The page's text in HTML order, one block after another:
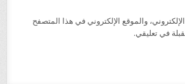
والموقع الإلكتروني في هذا المتصفح
في تعليقي.